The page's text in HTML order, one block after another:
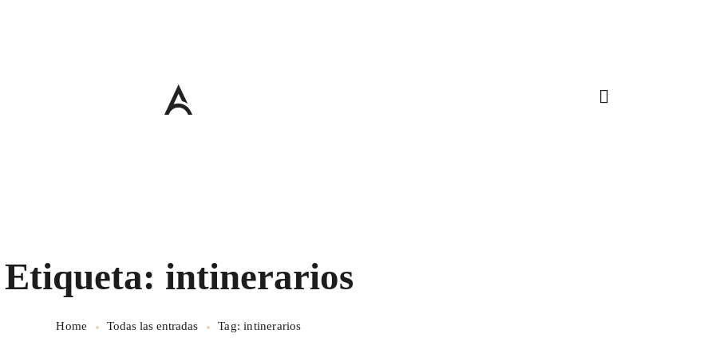
Etiqueta: intinerarios
Home Todas las entradas Tag: intinerarios